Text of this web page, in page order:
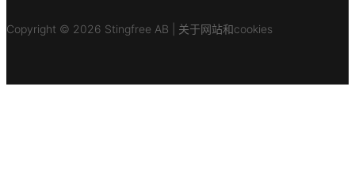
Copyright © 2026 Stingfree AB | 关于网站和cookies